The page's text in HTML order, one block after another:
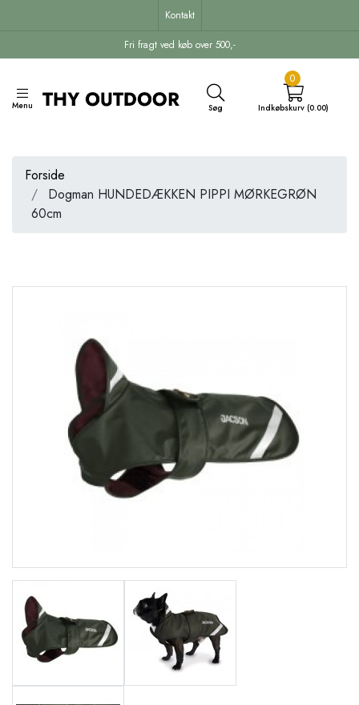
Fri fragt ved køb over 500,-
Kontakt
Menu Søg
0
Indkøbskurv (0.00)
Forside
Dogman HUNDEDÆKKEN PIPPI MØRKEGRØN
60cm